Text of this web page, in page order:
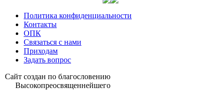
Политика конфиденциальности
Контакты
ОПК
Связаться с нами
Приходам
Задать вопрос
Сайт со­здан по бла­го­сло­ве­нию
Вы­со­ко­прео­свя­щен­ней­ше­го